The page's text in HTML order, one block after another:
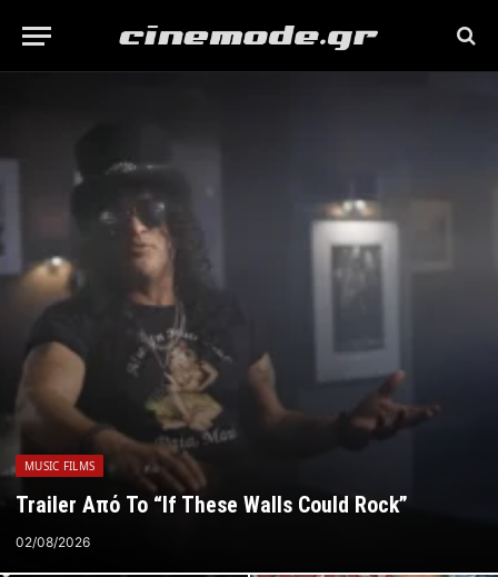
MUSIC FILMS
Trailer Από Το “If These Walls Could Rock”
02/08/2026